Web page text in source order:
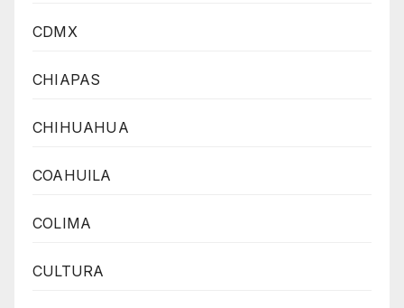
CDMX
CHIAPAS
CHIHUAHUA
COAHUILA
COLIMA
CULTURA